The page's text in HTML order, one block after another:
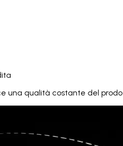
qualità costante del